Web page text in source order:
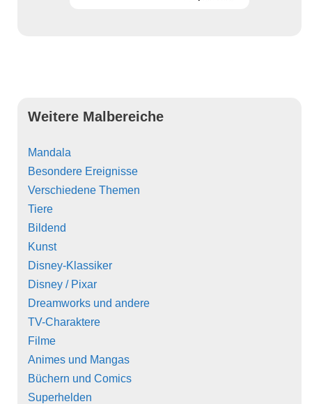
Weitere Malbereiche
Mandala
Besondere Ereignisse
Verschiedene Themen
Tiere
Bildend
Kunst
Disney-Klassiker
Disney / Pixar
Dreamworks und andere
TV-Charaktere
Filme
Animes und Mangas
Büchern und Comics
Superhelden